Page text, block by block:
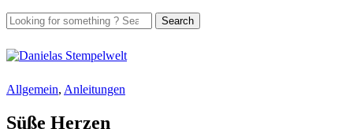
Allgemein, Anleitungen
Süße Herzen